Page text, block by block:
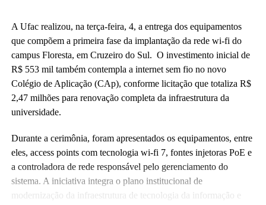
A Ufac realizou, na terça-feira, 4, a entrega dos equipamentos
que compõem a primeira fase da implantação da rede wi-fi do
campus Floresta, em Cruzeiro do Sul. O investimento inicial de
R$ 553 mil também contempla a internet sem fio no novo
Colégio de Aplicação (CAp), conforme licitação que totaliza R$
2,47 milhões para renovação completa da infraestrutura da
universidade.
Durante a cerimônia, foram apresentados os equipamentos, entre
eles, access points com tecnologia wi-fi 7, fontes injetoras PoE e
a controladora de rede responsável pelo gerenciamento do
sistema. A iniciativa integra o plano institucional de
modernização da infraestrutura de tecnologia da informação e